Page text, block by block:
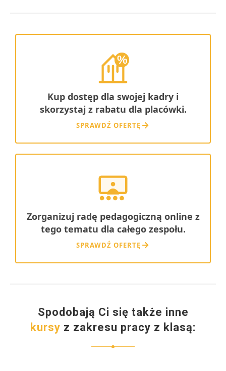
%
Kup dostęp dla swojej kadry i
skorzystaj z rabatu dla placówki.
SPRAWDŹ OFERTĘ
Zorganizuj radę pedagogiczną online z
tego tematu dla całego zespołu.
SPRAWDŹ OFERTĘ
Spodobają Ci się także inne
kursy z zakresu pracy z klasą: